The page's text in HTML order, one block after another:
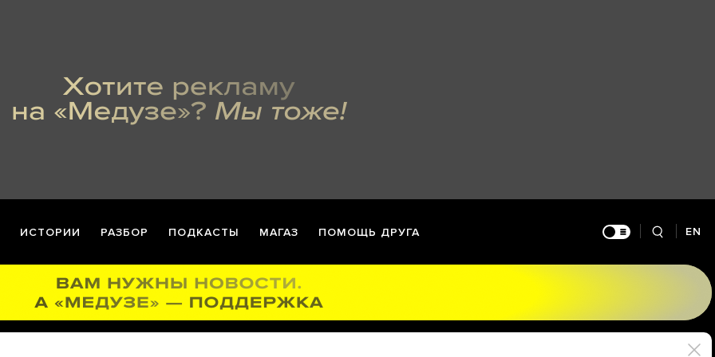
ИСТОРИИ РАЗБОР ПОДКАСТЫ МАГАЗ ПОМОЩЬ ДРУГА EN